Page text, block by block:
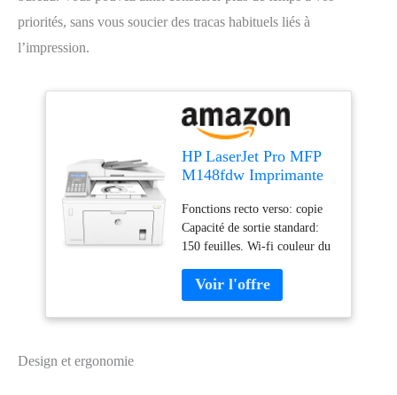
priorités, sans vous soucier des tracas habituels liés à
l’impression.
HP LaserJet Pro MFP
M148fdw Imprimante
Fonctions recto verso: copie
Capacité de sortie standard:
150 feuilles. Wi-fi couleur du
Taille de papier de série A
ISO maximum: A4. Capacité
d'entrée standard: 260 feuilles
Design et ergonomie